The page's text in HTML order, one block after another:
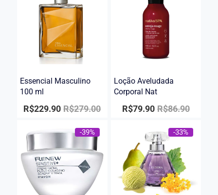
Essencial Masculino
100 ml
R$279.00
R$229.90
Loção Aveludada
Corporal Nat
R$86.90
R$79.90
-39% -33%